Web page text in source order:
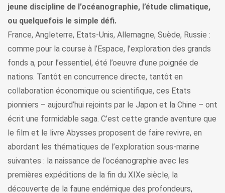
jeune discipline de l’océanographie, l’étude climatique,
ou quelquefois le simple défi.
France, Angleterre, Etats-Unis, Allemagne, Suède, Russie :
comme pour la course à l’Espace, l’exploration des grands
fonds a, pour l’essentiel, été l’oeuvre d’une poignée de
nations. Tantôt en concurrence directe, tantôt en
collaboration économique ou scientifique, ces Etats
pionniers – aujourd’hui rejoints par le Japon et la Chine – ont
écrit une formidable saga. C’est cette grande aventure que
le film et le livre Abysses proposent de faire revivre, en
abordant les thématiques de l’exploration sous-marine
suivantes : la naissance de l’océanographie avec les
premières expéditions de la fin du XIXe siècle, la
découverte de la faune endémique des profondeurs,